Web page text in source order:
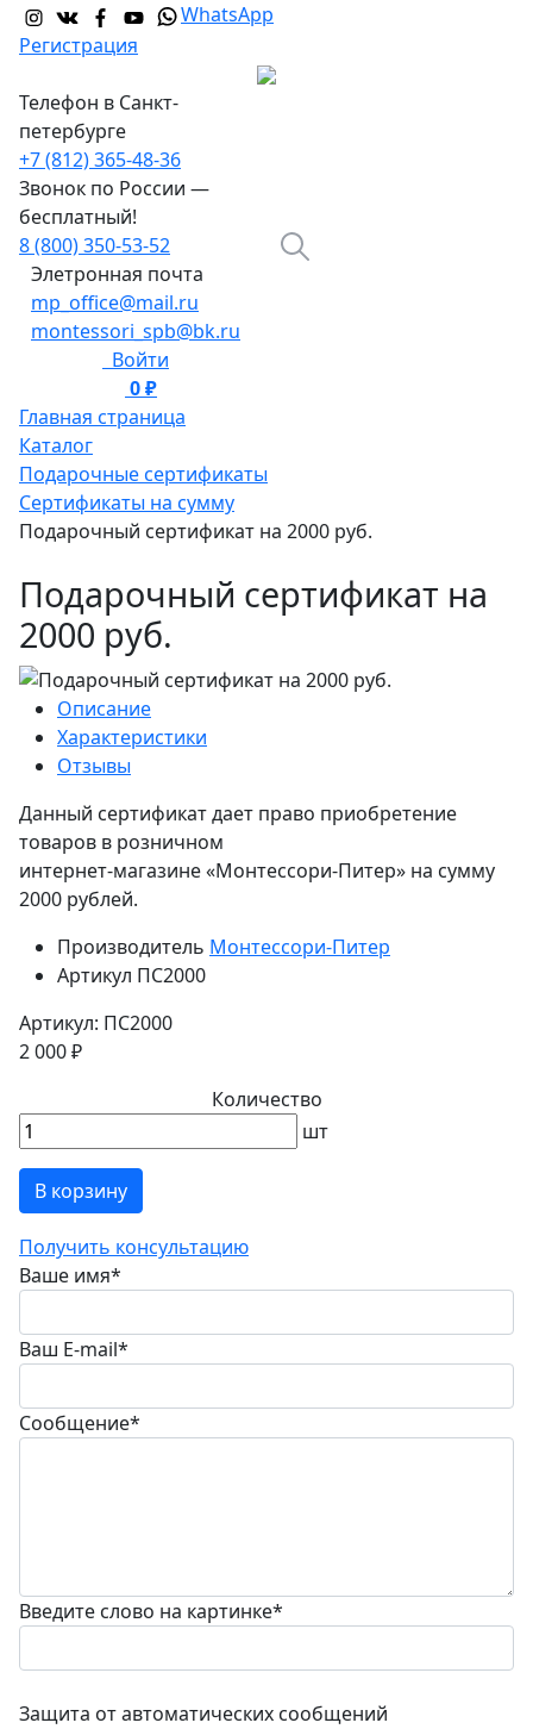
WhatsApp
Регистрация
Телефон в Санкт-
петербурге
+7 (812) 365-48-36
Звонок по России —
бесплатный!
8 (800) 350-53-52
Элетронная почта
mp_office@mail.ru
montessori_spb@bk.ru
Войти
0 ₽
Главная страница
Каталог
Подарочные сертификаты
Сертификаты на сумму
Подарочный сертификат на 2000 руб.
Подарочный сертификат на
2000 руб.
Описание
Характеристики
Отзывы
Данный сертификат дает право приобретение
товаров в розничном
интернет-магазине «Монтессори-Питер» на сумму
2000 рублей.
Производитель Монтессори-Питер
Артикул ПС2000
Артикул: ПС2000
2 000 ₽
Количество
шт
В корзину
Получить консультацию
Ваше имя*
Ваш E-mail*
Сообщение*
Введите слово на картинке*
Защита от автоматических сообщений